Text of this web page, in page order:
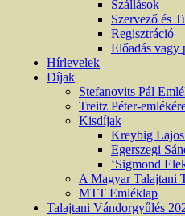
Szállások
Szervező és
Regisztráció
Előadás vagy
Hírlevelek
Díjak
Stefanovits Pál
Treitz Péter-
Kisdíjak
Kreybig
Egerszegi
‘Sigmond
A Magyar Talajtani
MTT Emléklap
Talajtani Vándorgyűlés